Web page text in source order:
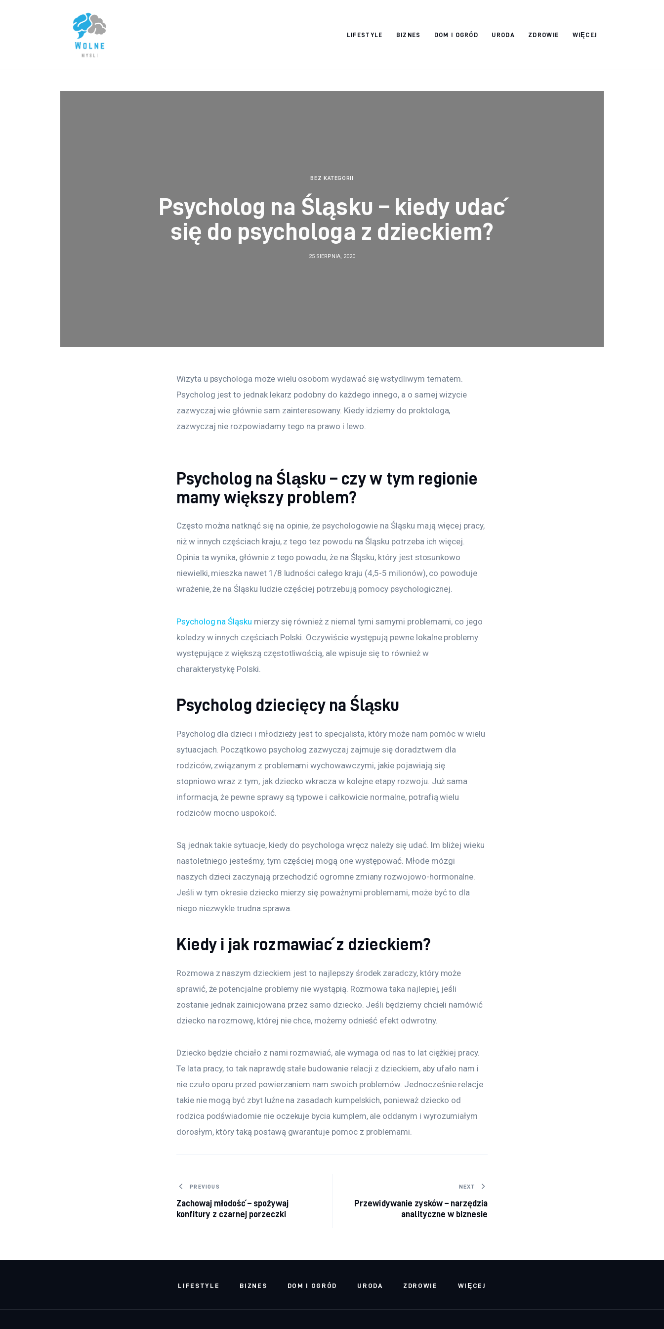
LIFESTYLE BIZNES DOM I OGRÓD URODA ZDROWIE WIĘCEJ
Vacation Dreams
BEZ KATEGORII
Psycholog na Śląsku – kiedy udać
się do psychologa z dzieckiem?
25 SIERPNIA, 2020
Wizyta u psychologa może wielu osobom wydawać się wstydliwym tematem.
Psycholog jest to jednak lekarz podobny do każdego innego, a o samej wizycie
zazwyczaj wie głównie sam zainteresowany. Kiedy idziemy do proktologa,
zazwyczaj nie rozpowiadamy tego na prawo i lewo.
Psycholog na Śląsku – czy w tym regionie
mamy większy problem?
Często można natknąć się na opinie, że psychologowie na Śląsku mają więcej pracy,
niż w innych częściach kraju, z tego tez powodu na Śląsku potrzeba ich więcej.
Opinia ta wynika, głównie z tego powodu, że na Śląsku, który jest stosunkowo
niewielki, mieszka nawet 1/8 ludności całego kraju (4,5-5 milionów), co powoduje
wrażenie, że na Śląsku ludzie częściej potrzebują pomocy psychologicznej.
Psycholog na Śląsku mierzy się również z niemal tymi samymi problemami, co jego
koledzy w innych częściach Polski. Oczywiście występują pewne lokalne problemy
występujące z większą częstotliwością, ale wpisuje się to również w
charakterystykę Polski.
Psycholog dziecięcy na Śląsku
Psycholog dla dzieci i młodzieży jest to specjalista, który może nam pomóc w wielu
sytuacjach. Początkowo psycholog zazwyczaj zajmuje się doradztwem dla
rodziców, związanym z problemami wychowawczymi, jakie pojawiają się
stopniowo wraz z tym, jak dziecko wkracza w kolejne etapy rozwoju. Już sama
informacja, że pewne sprawy są typowe i całkowicie normalne, potrafią wielu
rodziców mocno uspokoić.
Są jednak takie sytuacje, kiedy do psychologa wręcz należy się udać. Im bliżej wieku
nastoletniego jesteśmy, tym częściej mogą one występować. Młode mózgi
naszych dzieci zaczynają przechodzić ogromne zmiany rozwojowo-hormonalne.
Jeśli w tym okresie dziecko mierzy się poważnymi problemami, może być to dla
niego niezwykle trudna sprawa.
Kiedy i jak rozmawiać z dzieckiem?
Rozmowa z naszym dzieckiem jest to najlepszy środek zaradczy, który może
sprawić, że potencjalne problemy nie wystąpią. Rozmowa taka najlepiej, jeśli
zostanie jednak zainicjowana przez samo dziecko. Jeśli będziemy chcieli namówić
dziecko na rozmowę, której nie chce, możemy odnieść efekt odwrotny.
Dziecko będzie chciało z nami rozmawiać, ale wymaga od nas to lat ciężkiej pracy.
Te lata pracy, to tak naprawdę stałe budowanie relacji z dzieckiem, aby ufało nam i
nie czuło oporu przed powierzaniem nam swoich problemów. Jednocześnie relacje
takie nie mogą być zbyt luźne na zasadach kumpelskich, ponieważ dziecko od
rodzica podświadomie nie oczekuje bycia kumplem, ale oddanym i wyrozumiałym
dorosłym, który taką postawą gwarantuje pomoc z problemami.
Nawigacja wpisu
PREVIOUS
Zachowaj młodość – spożywaj
konfitury z czarnej porzeczki
NEXT
Przewidywanie zysków – narzędzia
analityczne w biznesie
LIFESTYLE BIZNES DOM I OGRÓD URODA ZDROWIE WIĘCEJ